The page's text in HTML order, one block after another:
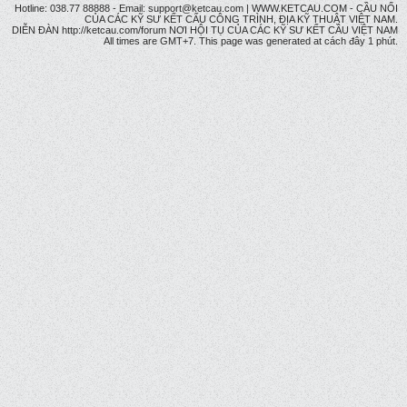
Hotline: 038.77 88888 - Email: support@ketcau.com | WWW.KETCAU.COM - CẦU NỐI
CỦA CÁC KỸ SƯ KẾT CẤU CÔNG TRÌNH, ĐỊA KỸ THUẬT VIỆT NAM.
DIỄN ĐÀN http://ketcau.com/forum NƠI HỘI TỤ CỦA CÁC KỸ SƯ KẾT CÂU VIỆT NAM
All times are GMT+7. This page was generated at cách đây 1 phút.